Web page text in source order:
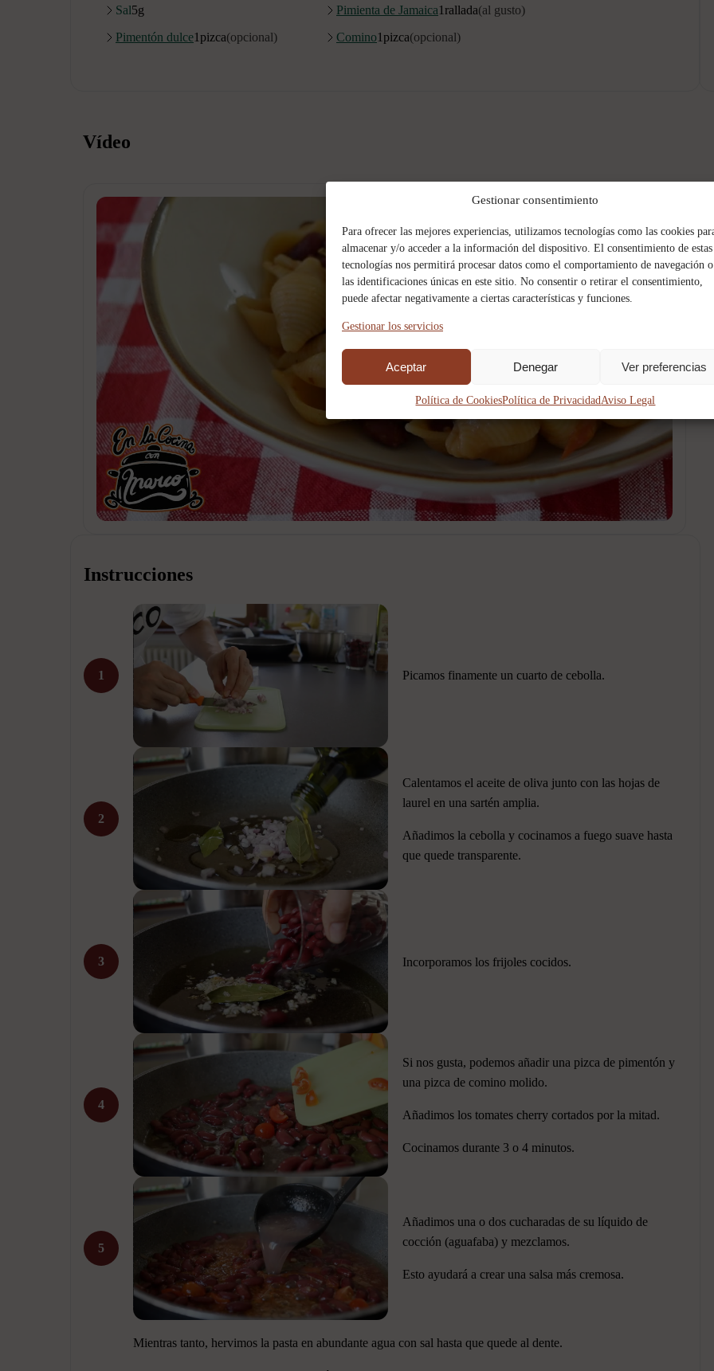
Gestionar consentimiento
Para ofrecer las mejores experiencias, utilizamos tecnologías como las cookies
almacenar y/o acceder a la información del dispositivo. El consentimiento de estas
tecnologías nos permitirá procesar datos como el comportamiento de navegación o
las identificaciones únicas en este sitio. No consentir o retirar el consentimiento,
puede afectar negativamente a ciertas características y funciones.
Gestionar los servicios
Aceptar Denegar Ver preferencias
Política de CookiesPolítica de PrivacidadAviso Legal
Sal5g Pimienta de Jamaica1 rallada(al gusto)
Pimentón dulce1 pizca(opcional) Comino1 pizca(opcional)
Vídeo
▶
Instrucciones
1 Picamos finamente un cuarto de cebolla.
2
Calentamos el aceite de oliva junto con las hojas de
laurel en una sartén amplia.
Añadimos la cebolla y cocinamos a fuego suave hasta
que quede transparente.
3 Incorporamos los frijoles cocidos.
4
Si nos gusta, podemos añadir una pizca de pimentón y
una pizca de comino molido.
Añadimos los tomates cherry cortados por la mitad.
Cocinamos durante 3 o 4 minutos.
5
Añadimos una o dos cucharadas de su líquido de
cocción (aguafaba) y mezclamos.
Esto ayudará a crear una salsa más cremosa.
Mientras tanto, hervimos la pasta en abundante agua con sal hasta que quede al dente.